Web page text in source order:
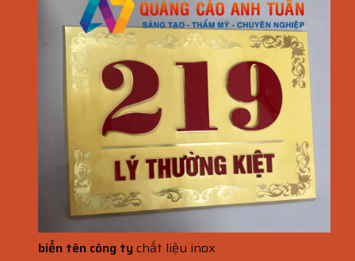
biển tên công tychất liệu inox